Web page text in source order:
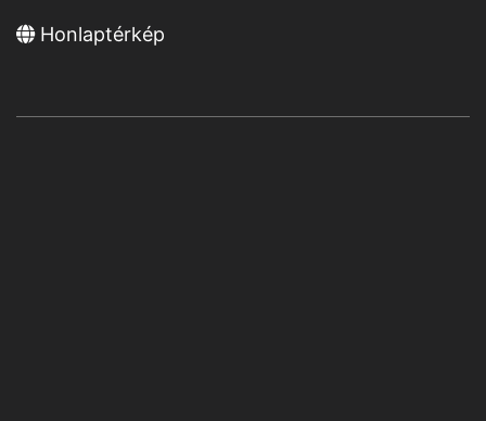
Honlaptérkép